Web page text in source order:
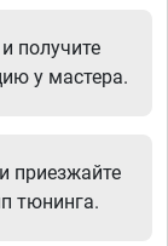
и получите
у мастера.
приезжайте
тюнинга.